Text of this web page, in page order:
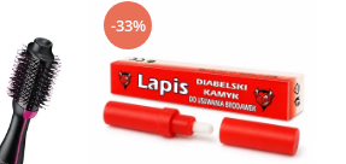
-33%